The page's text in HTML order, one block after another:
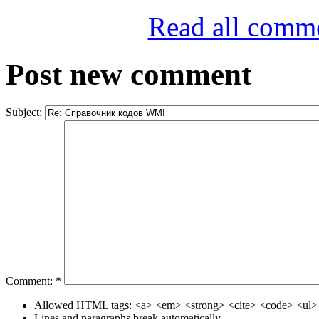
Read all
Post new comment
Subject:
Comment: *
Allowed HTML tags: <a> <em> <strong> <cite> <code>